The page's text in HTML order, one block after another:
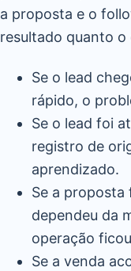
a proposta e o
resultado quanto
Se o lead
rápido, o
Se o lead foi
registro de
aprendizado.
Se a
dependeu da
operação
Se a venda